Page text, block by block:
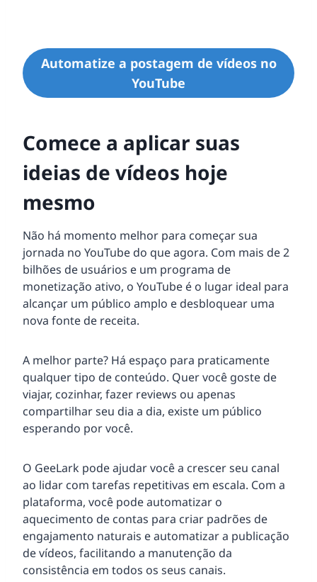
Automatize a postagem de vídeos no
YouTube
Comece a aplicar suas
ideias de vídeos hoje
mesmo
Não há momento melhor para começar sua
jornada no YouTube do que agora. Com mais de 2
bilhões de usuários e um programa de
monetização ativo, o YouTube é o lugar ideal para
alcançar um público amplo e desbloquear uma
nova fonte de receita.
A melhor parte? Há espaço para praticamente
qualquer tipo de conteúdo. Quer você goste de
viajar, cozinhar, fazer reviews ou apenas
compartilhar seu dia a dia, existe um público
esperando por você.
O GeeLark pode ajudar você a crescer seu canal
ao lidar com tarefas repetitivas em escala. Com a
plataforma, você pode automatizar o
aquecimento de contas para criar padrões de
engajamento naturais e automatizar a publicação
de vídeos, facilitando a manutenção da
consistência em todos os seus canais.